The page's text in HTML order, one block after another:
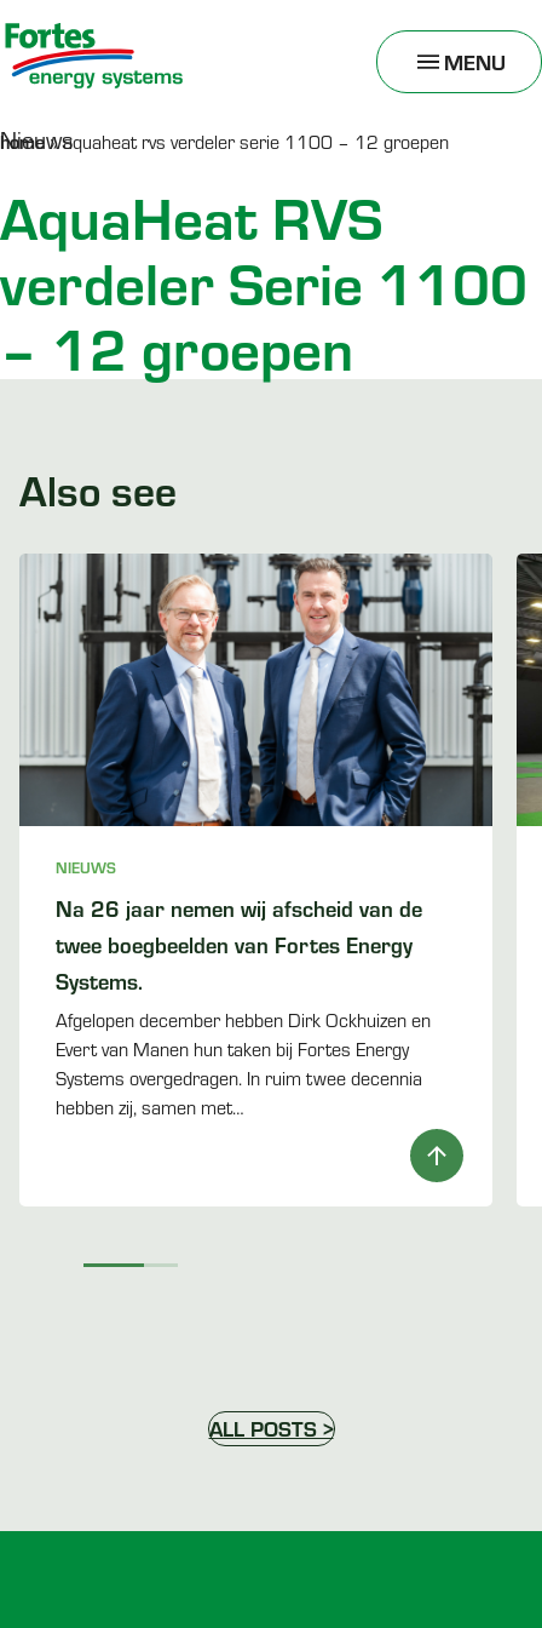
MENU
TOGGLE
MENU
home»aquaheat rvs verdeler serie 1100 – 12 groepen
Nieuws
AquaHeat RVS
verdeler Serie 1100
– 12 groepen
Also see
NIEUWS
Na 26 jaar nemen wij afscheid van de
twee boegbeelden van Fortes Energy
Systems.
Afgelopen december hebben Dirk Ockhuizen en
Evert van Manen hun taken bij Fortes Energy
Systems overgedragen. In ruim twee decennia
hebben zij, samen met…
ALL POSTS >